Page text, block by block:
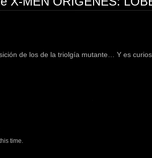
de los de la triolgía mutante… Y es
time.